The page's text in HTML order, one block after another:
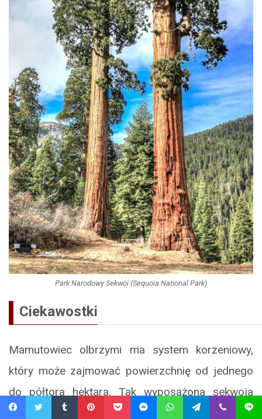
Park Narodowy Sekwoi (Sequoia National Park)
Ciekawostki
Mamutowiec olbrzymi ma system korzeniowy,
który może zajmować powierzchnię od jednego
do półtora hektara. Tak wyposażona sekwoja
zdołałaby nawet przetrwać silne trzęsienie ziemi!